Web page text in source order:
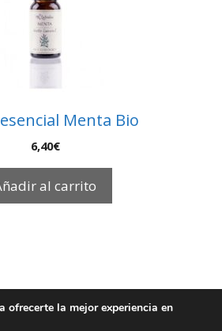
Menta Bio
6,40€
al carrito
ofrecerte la mejor experiencia en